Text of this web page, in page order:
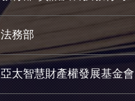
法務部
亞太智慧財產權發展基金會